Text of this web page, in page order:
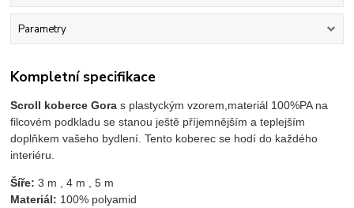
Parametry
Kompletní specifikace
Scroll koberce Gora s plastyckým vzorem,materiál 100%PA na
filcovém podkladu se stanou ještě příjemnějším a teplejším
doplňkem vašeho bydlení. Tento koberec se hodí do každého
interiéru.
Šíře: 3 m , 4 m , 5 m
Materiál: 100% polyamid